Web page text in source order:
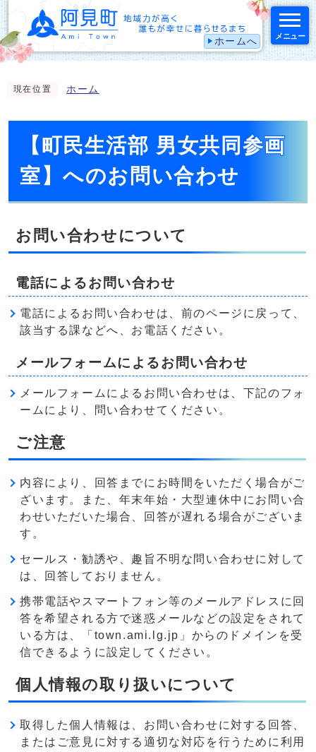
ホームへ メニュー
現在位置 ホーム
【町民生活部 男女共同参画
室】へのお問い合わせ
お問い合わせについて
電話によるお問い合わせ
電話によるお問い合わせは、前のページに戻って、
該当する課などへ、お電話ください。
メールフォームによるお問い合わせ
メールフォームによるお問い合わせは、下記のフォ
ームにより、問い合わせてください。
ご注意
内容により、回答までにお時間をいただく場合がご
ざいます。また、年末年始・大型連休中にお問い合
わせいただいた場合、回答が遅れる場合がございま
す。
セールス・勧誘や、趣旨不明な問い合わせに対して
は、回答しておりません。
携帯電話やスマートフォン等のメールアドレスに回
答を希望される方で迷惑メールなどの設定をされて
いる方は、「town.ami.lg.jp」からのドメインを受
信できるように設定してください。
個人情報の取り扱いについて
取得した個人情報は、お問い合わせに対する回答、
またはご意見に対する適切な対応を行うために利用